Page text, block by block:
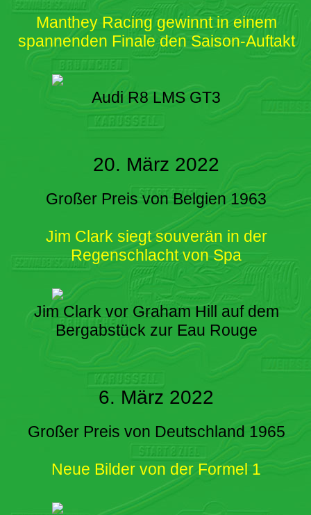
Manthey Racing gewinnt in einem
spannenden Finale den Saison-Auftakt
Audi R8 LMS GT3
20. März 2022
Großer Preis von Belgien 1963
Jim Clark siegt souverän in der
Regenschlacht von Spa
Jim Clark vor Graham Hill auf dem
Bergabstück zur Eau Rouge
6. März 2022
Großer Preis von Deutschland 1965
Neue Bilder von der Formel 1